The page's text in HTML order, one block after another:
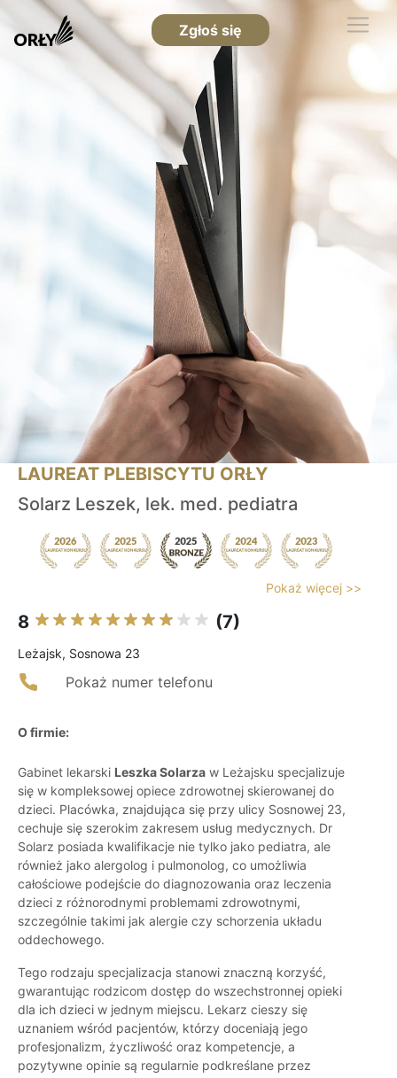
Zgłoś się
LAUREAT PLEBISCYTU ORŁY
Solarz Leszek, lek. med. pediatra
Pokaż więcej >>
8 (7)
Leżajsk, Sosnowa 23
Pokaż numer telefonu
O firmie:
Gabinet lekarski Leszka Solarza w Leżajsku specjalizuje
się w kompleksowej opiece zdrowotnej skierowanej do
dzieci. Placówka, znajdująca się przy ulicy Sosnowej 23,
cechuje się szerokim zakresem usług medycznych. Dr
Solarz posiada kwalifikacje nie tylko jako pediatra, ale
również jako alergolog i pulmonolog, co umożliwia
całościowe podejście do diagnozowania oraz leczenia
dzieci z różnorodnymi problemami zdrowotnymi,
szczególnie takimi jak alergie czy schorzenia układu
oddechowego.
Tego rodzaju specjalizacja stanowi znaczną korzyść,
gwarantując rodzicom dostęp do wszechstronnej opieki
dla ich dzieci w jednym miejscu. Lekarz cieszy się
uznaniem wśród pacjentów, którzy doceniają jego
profesjonalizm, życzliwość oraz kompetencje, a
pozytywne opinie są regularnie podkreślane przez